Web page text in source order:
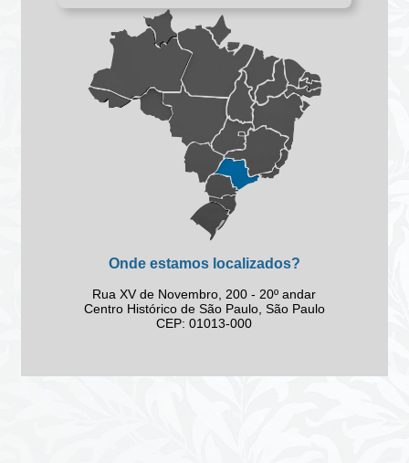
Onde estamos localizados?
Rua XV de Novembro, 200 - 20º andar
Centro Histórico de São Paulo, São Paulo
CEP: 01013-000